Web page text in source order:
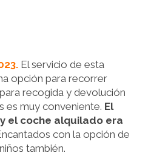
El servicio de esta
opción para recorrer
recogida y devolución
es muy conveniente. El
el coche alquilado era
con la opción de
también.